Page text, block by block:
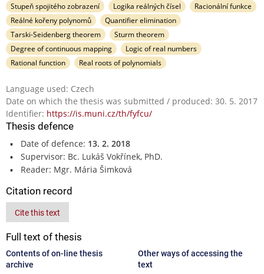
Stupeň spojitého zobrazení
Logika reálných čísel
Racionální funkce
Reálné kořeny polynomů
Quantifier elimination
Tarski-Seidenberg theorem
Sturm theorem
Degree of continuous mapping
Logic of real numbers
Rational function
Real roots of polynomials
Language used: Czech
Date on which the thesis was submitted / produced: 30. 5. 2017
Identifier: https://is.muni.cz/th/fyfcu/
Thesis defence
Date of defence: 13. 2. 2018
Supervisor: Bc. Lukáš Vokřínek, PhD.
Reader: Mgr. Mária Šimková
Citation record
Cite this text
Full text of thesis
Contents of on-line thesis
archive
Other ways of accessing the
text